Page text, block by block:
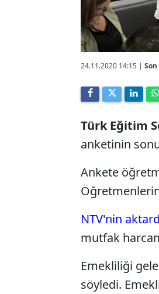
24.11.2020 14:15 |
Türk Eğitim
anketinin
Ankete
NTV'nin
mutfak
Emekliliği
söyledi.